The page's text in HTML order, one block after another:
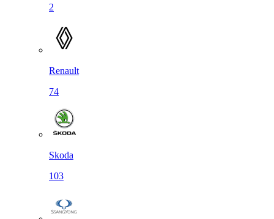
2
Renault
74
Skoda
103